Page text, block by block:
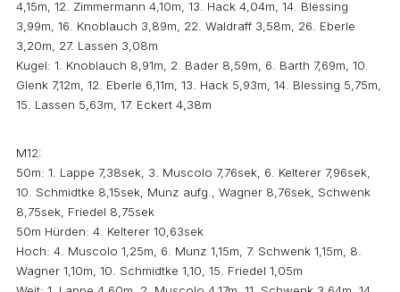
4,15m, 12. Zimmermann 4,10m, 13. Hack 4,04m, 14. Blessing
3,99m, 16. Knoblauch 3,89m, 22. Waldraff 3,58m, 26. Eberle
3,20m, 27. Lassen 3,08m
Kugel: 1. Knoblauch 8,91m, 2. Bader 8,59m, 6. Barth 7,69m, 10.
Glenk 7,12m, 12. Eberle 6,11m, 13. Hack 5,93m, 14. Blessing 5,75m,
15. Lassen 5,63m, 17. Eckert 4,38m
M12:
50m: 1. Lappe 7,38sek, 3. Muscolo 7,76sek, 6. Kelterer 7,96sek,
10. Schmidtke 8,15sek, Munz aufg., Wagner 8,76sek, Schwenk
8,75sek, Friedel 8,75sek
50m Hürden: 4. Kelterer 10,63sek
Hoch: 4. Muscolo 1,25m, 6. Munz 1,15m, 7. Schwenk 1,15m, 8.
Wagner 1,10m, 10. Schmidtke 1,10, 15. Friedel 1,05m